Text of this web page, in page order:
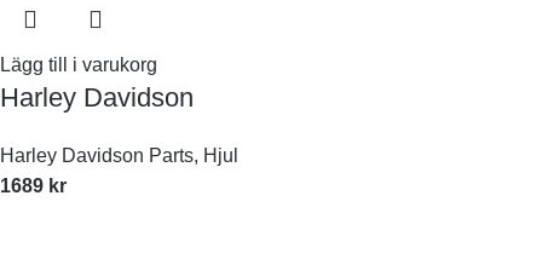
Lägg till i varukorg
Harley Davidson
Harley Davidson Parts, Hjul
1689 kr